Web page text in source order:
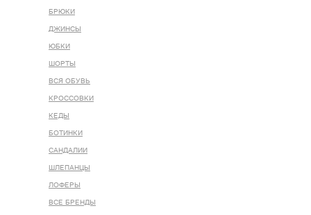
БРЮКИ
ДЖИНСЫ
ЮБКИ
ШОРТЫ
ВСЯ ОБУВЬ
КРОССОВКИ
КЕДЫ
БОТИНКИ
САНДАЛИИ
ШЛЕПАНЦЫ
ЛОФЕРЫ
ВСЕ БРЕНДЫ